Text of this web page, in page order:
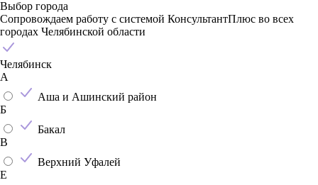
Выбор города
Сопровождаем работу с системой КонсультантПлюс во всех
городах Челябинской области
Челябинск
А
Аша и Ашинский район
Б
Бакал
В
Верхний Уфалей
Е